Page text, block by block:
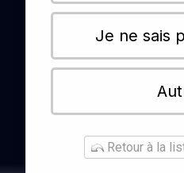
Je ne sais
Retour à la